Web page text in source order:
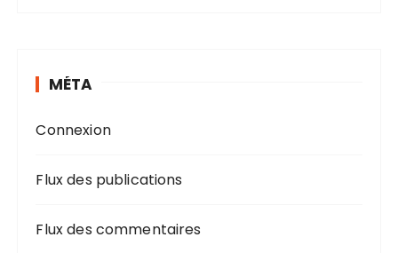
MÉTA
Connexion
Flux des publications
Flux des commentaires